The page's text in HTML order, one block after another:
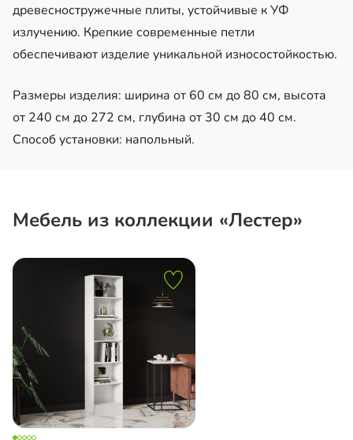
древесностружечные плиты, устойчивые к УФ
излучению. Крепкие современные петли
обеспечивают изделие уникальной износостойкостью.
Размеры изделия: ширина от 60 см до 80 см, высота
от 240 см до 272 см, глубина от 30 см до 40 см.
Способ установки: напольный.
Мебель из коллекции «Лестер»